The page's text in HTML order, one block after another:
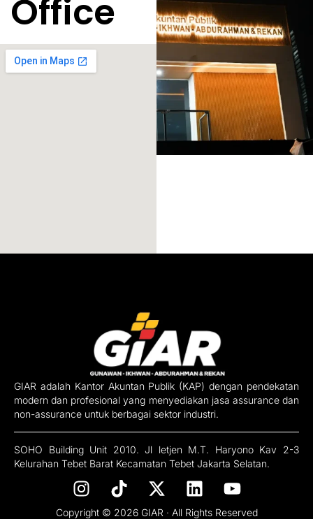
Office
GIAR adalah Kantor Akuntan Publik (KAP) dengan pendekatan
modern dan profesional yang menyediakan jasa assurance dan
non-assurance untuk berbagai sektor industri.
SOHO Building Unit 2010. Jl letjen M.T. Haryono Kav 2-3
Kelurahan Tebet Barat Kecamatan Tebet Jakarta Selatan.
I
n
s
T
i
k
X
-
t
L
i
n
Y
o
u
Copyright © 2026 GIAR · All Rights Reserved